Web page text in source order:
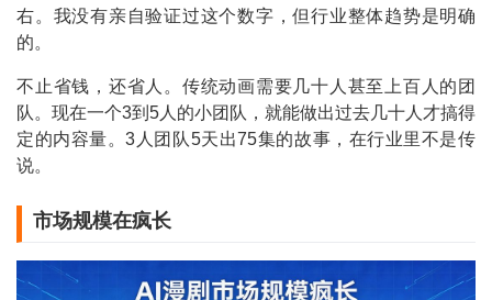
右。我没有亲自验证过这个数字，但行业整体趋势是明确
的。
不止省钱，还省人。传统动画需要几十人甚至上百人的团
队。现在一个3到5人的小团队，就能做出过去几十人才搞得
定的内容量。3人团队5天出75集的故事，在行业里不是传
说。
市场规模在疯长